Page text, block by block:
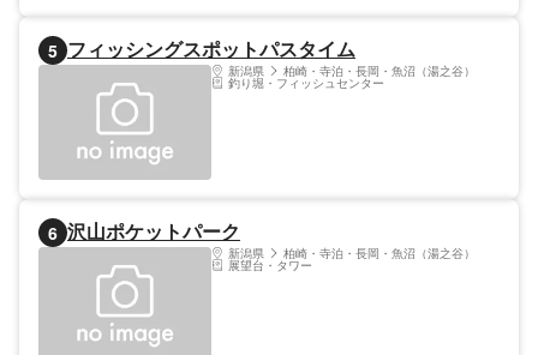
5 フィッシングスポットパスタイム
新潟県 柏崎・寺泊・長岡・魚沼（湯之谷）
釣り堀・フィッシュセンター
6 沢山ポケットパーク
新潟県 柏崎・寺泊・長岡・魚沼（湯之谷）
展望台・タワー